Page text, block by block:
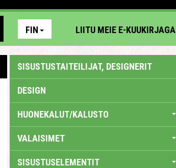
FIN LIITU MEIE E-KUUKIRJAGA
SISUSTUSTAITEILIJAT, DESIGNERIT
DESIGN
HUONEKALUT/KALUSTO
VALAISIMET
SISUSTUSELEMENTIT